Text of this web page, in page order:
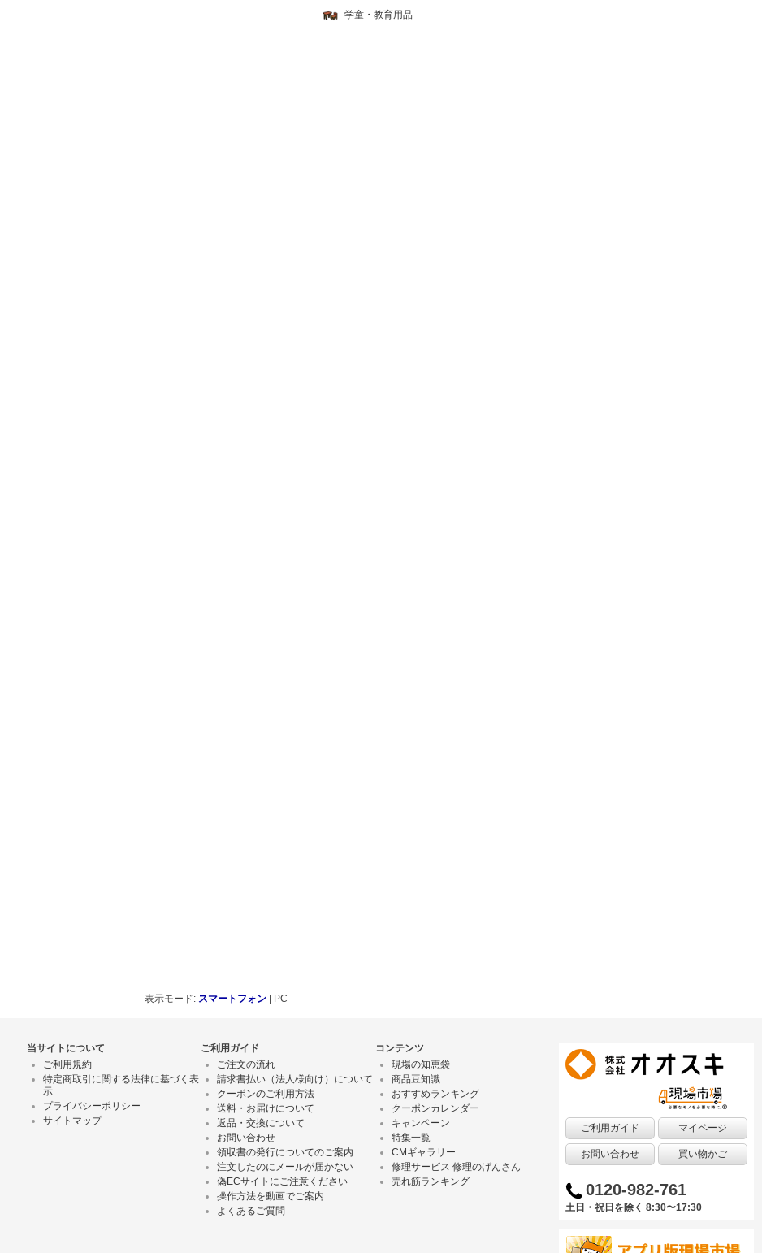
学童・教育用品
表示モード: スマートフォン | PC
当サイトについて
ご利用規約
特定商取引に関する法律に基づく表
示
プライバシーポリシー
サイトマップ
ご利用ガイド
ご注文の流れ
請求書払い（法人様向け）について
クーポンのご利用方法
送料・お届けについて
返品・交換について
お問い合わせ
領収書の発行についてのご案内
注文したのにメールが届かない
偽ECサイトにご注意ください
操作方法を動画でご案内
よくあるご質問
コンテンツ
現場の知恵袋
商品豆知識
おすすめランキング
クーポンカレンダー
キャンペーン
特集一覧
CMギャラリー
修理サービス 修理のげんさん
売れ筋ランキング
ご利用ガイド マイページ
お問い合わせ 買い物かご
0120-982-761
土日・祝日を除く 8:30〜17:30